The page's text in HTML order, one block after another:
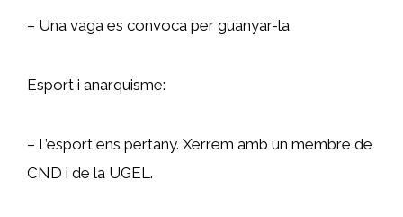
– Una vaga es convoca per guanyar-la
Esport i anarquisme:
– L’esport ens pertany. Xerrem amb un membre de
CND i de la UGEL.